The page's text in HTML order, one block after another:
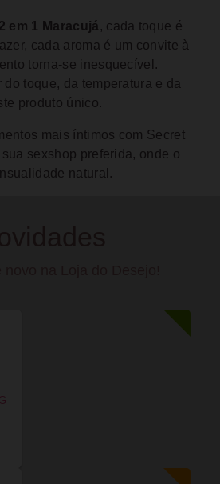
em 1 Maracujá , cada toque é
cada aroma é um convite à
torna-se inesquecível.
do toque, da temperatura e da
produto único.
mais íntimos com Secret
sexshop preferida, onde o
natural.